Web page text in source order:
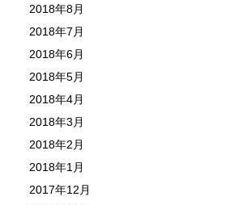
2018年8月
2018年7月
2018年6月
2018年5月
2018年4月
2018年3月
2018年2月
2018年1月
2017年12月